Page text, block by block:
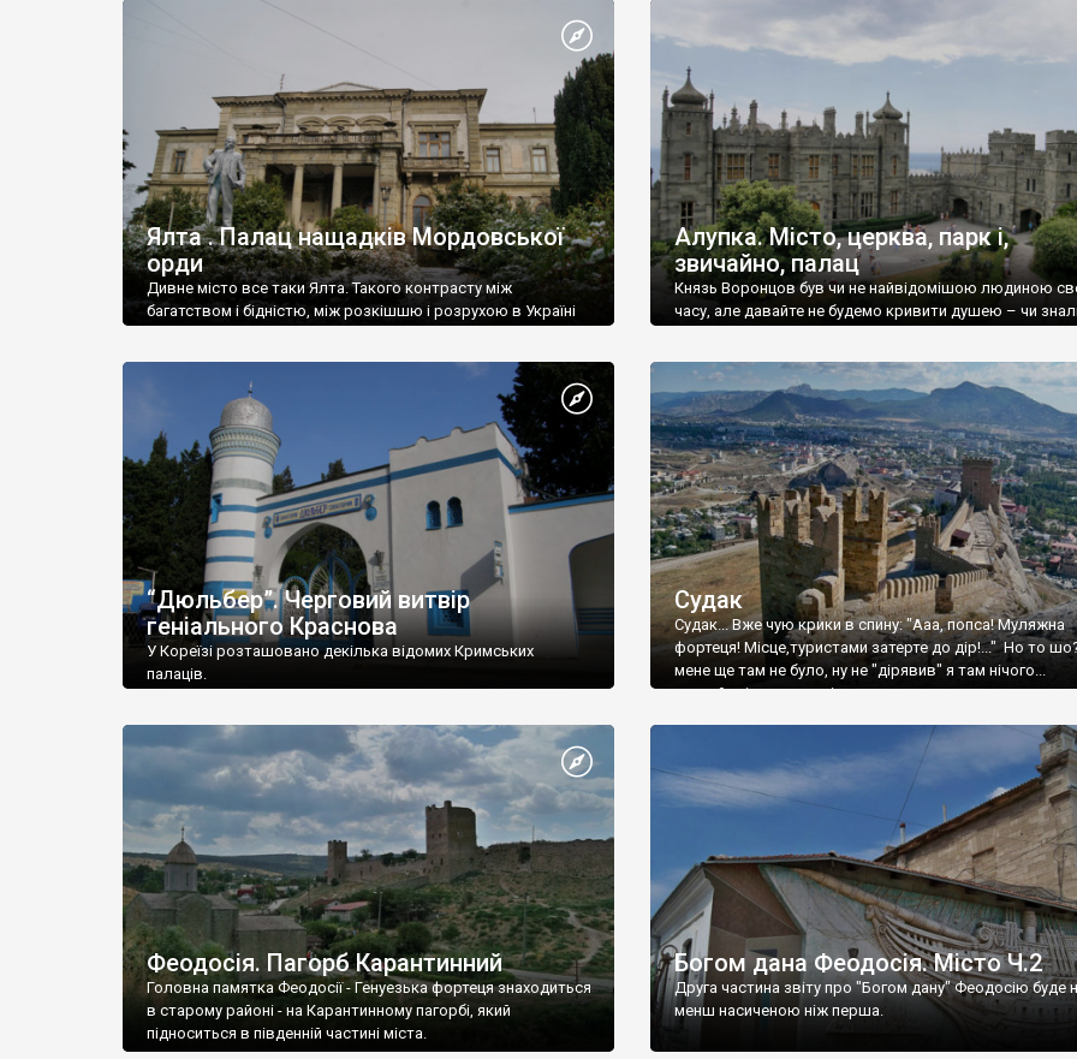
Ялта . Палац нащадків Мордовської
орди
Дивне місто все таки Ялта. Такого контрасту між
багатством і бідністю, між розкішшю і розрухою в Україні
Алупка. Місто, церква, парк і,
звичайно, палац
Князь Воронцов був чи не найвідомішою людиною
часу, але давайте не будемо кривити душею – чи
“Дюльбер”. Черговий витвір
геніального Краснова
У Кореїзі розташовано декілька відомих Кримських
палаців.
Судак
Судак... Вже чую крики в спину: "Ааа, попса! Муляжна
фортеця! Місце,туристами затерте до дір!..." Но то
мене ще там не було, ну не "дірявив" я там нічого...
принаймні до цього літа.
Феодосія. Пагорб Карантинний
Головна памятка Феодосії - Генуезька фортеця знаходиться
в старому районі - на Карантинному пагорбі, який
підноситься в південній частині міста.
Богом дана Феодосія. Місто Ч.2
Друга частина звіту про "Богом дану" Феодосію буде
менш насиченою ніж перша.